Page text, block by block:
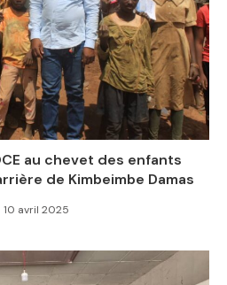
au chevet des enfants
de Kimbeimbe Damas
10 avril 2025